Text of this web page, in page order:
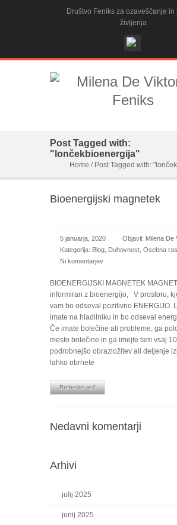
Društvo Feniks za ozaveščanje in
življenja
Post Tagged with:
"lončekbioenergija"
Home / Post Tagged with:
Bioenergijski magnetek
5 januarja, 2020 Objavil: Milena De
Kategorija: Blog Duhovnost Osebna
Ni komentarjev
BIOENERGIJSKI MAGNETEK
informiran z bioenergijo, V prostoru,
vam bo odseval pozitivno ENERGIJO.
imate na hladilniku in bo odseval
Če imate bolečine ali probleme, ga
mesto bolečine in ga imejte tam vsaj
podrobnejšo obrazložitev ali deljenje
lahko obrnete
Preberite več
Nedavni komentarji
Arhivi
julij 2025
junij 2025